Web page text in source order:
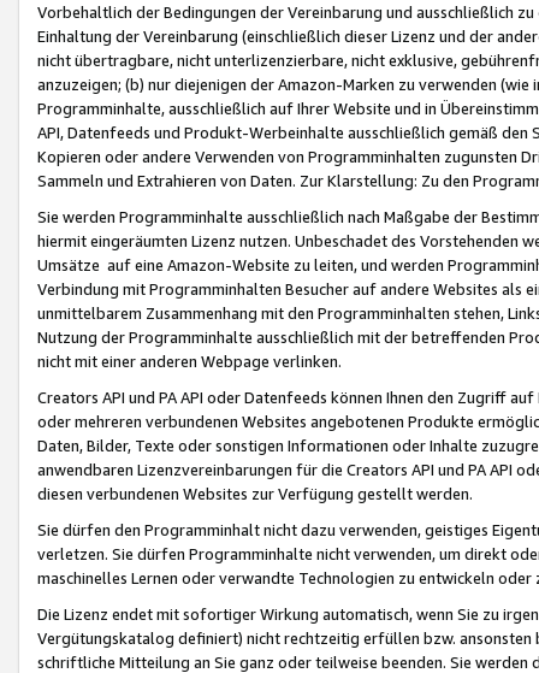
Vorbehaltlich der Bedingungen der Vereinbarung und ausschließlich
Einhaltung der Vereinbarung (einschließlich dieser Lizenz und der
nicht übertragbare, nicht unterlizenzierbare, nicht exklusive,
anzuzeigen; (b) nur diejenigen der Amazon-Marken zu verwenden
Programminhalte, ausschließlich auf Ihrer Website und in
API, Datenfeeds und Produkt-Werbeinhalte ausschließlich gemäß
Kopieren oder andere Verwenden von Programminhalten zugunsten
Sammeln und Extrahieren von Daten. Zur Klarstellung: Zu den
Sie werden Programminhalte ausschließlich nach Maßgabe der
hiermit eingeräumten Lizenz nutzen. Unbeschadet des Vorstehenden
Umsätze auf eine Amazon-Website zu leiten, und werden
Verbindung mit Programminhalten Besucher auf andere Websites als
unmittelbarem Zusammenhang mit den Programminhalten stehen,
Nutzung der Programminhalte ausschließlich mit der betreffenden
nicht mit einer anderen Webpage verlinken.
Creators API und PA API oder Datenfeeds können Ihnen den Zugriff
oder mehreren verbundenen Websites angebotenen Produkte
Daten, Bilder, Texte oder sonstigen Informationen oder Inhalte
anwendbaren Lizenzvereinbarungen für die Creators API und PA API
diesen verbundenen Websites zur Verfügung gestellt werden.
Sie dürfen den Programminhalt nicht dazu verwenden, geistiges
verletzen. Sie dürfen Programminhalte nicht verwenden, um direkt
maschinelles Lernen oder verwandte Technologien zu entwickeln
Die Lizenz endet mit sofortiger Wirkung automatisch, wenn Sie zu
Vergütungskatalog definiert) nicht rechtzeitig erfüllen bzw. ansonsten
schriftliche Mitteilung an Sie ganz oder teilweise beenden. Sie werden